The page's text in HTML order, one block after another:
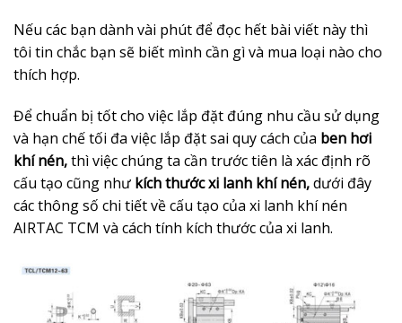
Nếu các bạn dành vài phút để đọc hết bài viết này thì
tôi tin chắc bạn sẽ biết mình cần gì và mua loại nào cho
thích hợp.
Để chuẩn bị tốt cho việc lắp đặt đúng nhu cầu sử dụng
và hạn chế tối đa việc lắp đặt sai quy cách của ben hơi
khí nén,thì việc chúng ta cần trước tiên là xác định rõ
cấu tạo cũng như kích thước xi lanh khí nén,dưới đây
các thông số chi tiết về cấu tạo của xi lanh khí nén
AIRTAC TCM và cách tính kích thước của xi lanh.